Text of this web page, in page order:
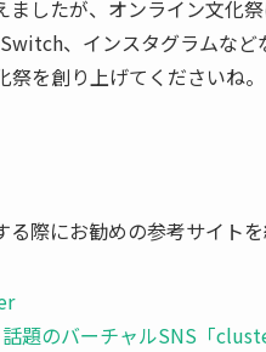
したが、オンライン文化
、インスタグラムな
を創り上げてくださいね。
際にお勧めの参考サイト
題のバーチャルSNS「